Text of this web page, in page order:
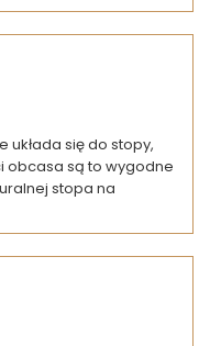
układa się do stopy,
obcasa są to wygodne
stopa na